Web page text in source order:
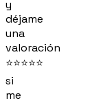
y
déjame
una
valoración
⭐⭐⭐⭐⭐
si
me